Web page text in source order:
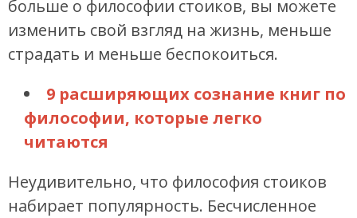
больше о философии стоиков, вы можете
изменить свой взгляд на жизнь, меньше
страдать и меньше беспокоиться.
9 расширяющих сознание книг по
философии, которые легко
читаются
Неудивительно, что философия стоиков
набирает популярность. Бесчисленное